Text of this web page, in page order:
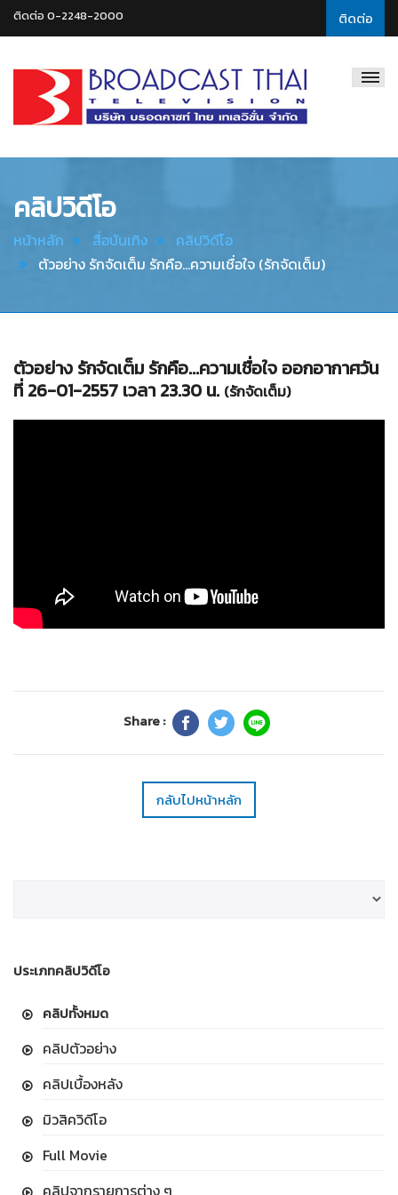
ติดต่อ
ติดต่อ 0-2248-2000
Thai
คลิปวิดีโอ
หน้าหลัก สื่อบันเทิง
คลิปวิดีโอ
ตัวอย่าง รักจัดเต็ม รักคือ...ความเชื่อใจ (รักจัดเต็ม)
ตัวอย่าง รักจัดเต็ม รักคือ...ความเชื่อใจ ออกอากาศวัน
ที่ 26-01-2557 เวลา 23.30 น. (รักจัดเต็ม)
Share :
กลับไปหน้าหลัก
ประเภทคลิปวิดีโอ
คลิปทั้งหมด
คลิปตัวอย่าง
คลิปเบื้องหลัง
มิวสิควิดีโอ
Full Movie
คลิปจากรายการต่าง ๆ